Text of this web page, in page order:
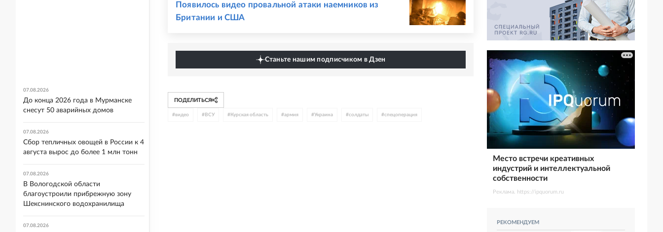
Появилось видео провальной атаки наемников из
Британии и США
Станьте нашим подписчиком в Дзен
ПОДЕЛИТЬСЯ
#видео # ВСУ # Курская область #армия #Украина #солдаты #спецоперация
Место встречи креативных
индустрий и интеллектуальной
собственности
Реклама. https://ipquorum.ru
РЕКОМЕНДУЕМ
07.08.2026
До конца 2026 года в Мурманске
снесут 50 аварийных домов
07.08.2026
Сбор тепличных овощей в России к 4
августа вырос до более 1 млн тонн
07.08.2026
В Вологодской области
благоустроили прибрежную зону
Шекснинского водохранилища
07.08.2026